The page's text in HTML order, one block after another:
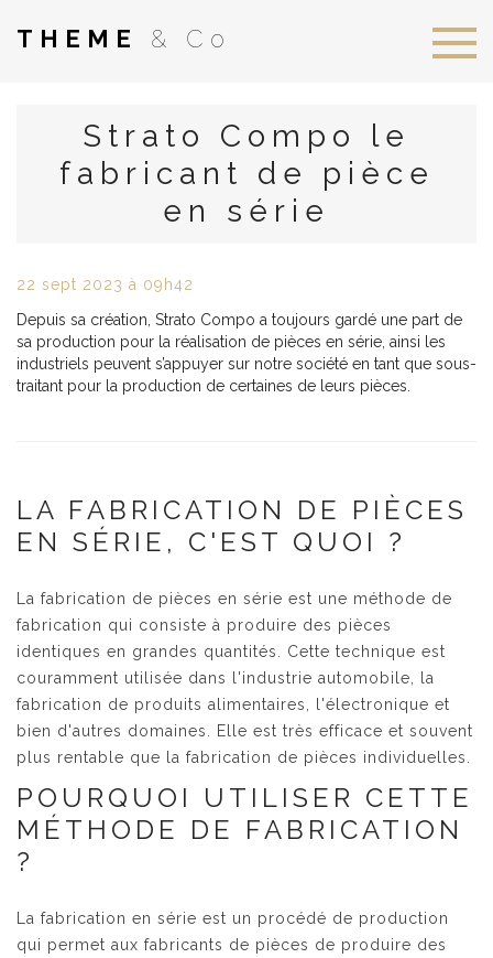
THEME & Co
Strato Compo le
fabricant de pièce
en série
22 sept 2023 à 09h42
Depuis sa création, Strato Compo a toujours gardé une part de
sa production pour la réalisation de pièces en série, ainsi les
industriels peuvent s’appuyer sur notre société en tant que sous-
traitant pour la production de certaines de leurs pièces.
LA FABRICATION DE PIÈCES
EN SÉRIE, C'EST QUOI ?
La fabrication de pièces en série est une méthode de
fabrication qui consiste à produire des pièces
identiques en grandes quantités. Cette technique est
couramment utilisée dans l'industrie automobile, la
fabrication de produits alimentaires, l'électronique et
bien d'autres domaines. Elle est très efficace et souvent
plus rentable que la fabrication de pièces individuelles.
POURQUOI UTILISER CETTE
MÉTHODE DE FABRICATION
?
La fabrication en série est un procédé de production
qui permet aux fabricants de pièces de produire des